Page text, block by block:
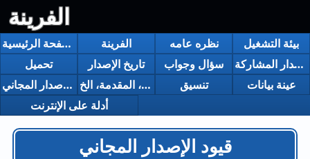
الفرينة
الصفحة الرئيسية الفرينة نظره عامه
بيئة التشغيل
تحميل
تاريخ الإصدار سؤال وجواب
حول شراء إصدار المشاركة
قيود الإصدار المجاني
النشر، المقدمة، الخ. تنسيق
عينة بيانات
أدلة على الإنترنت
قيود الإصدار المجاني